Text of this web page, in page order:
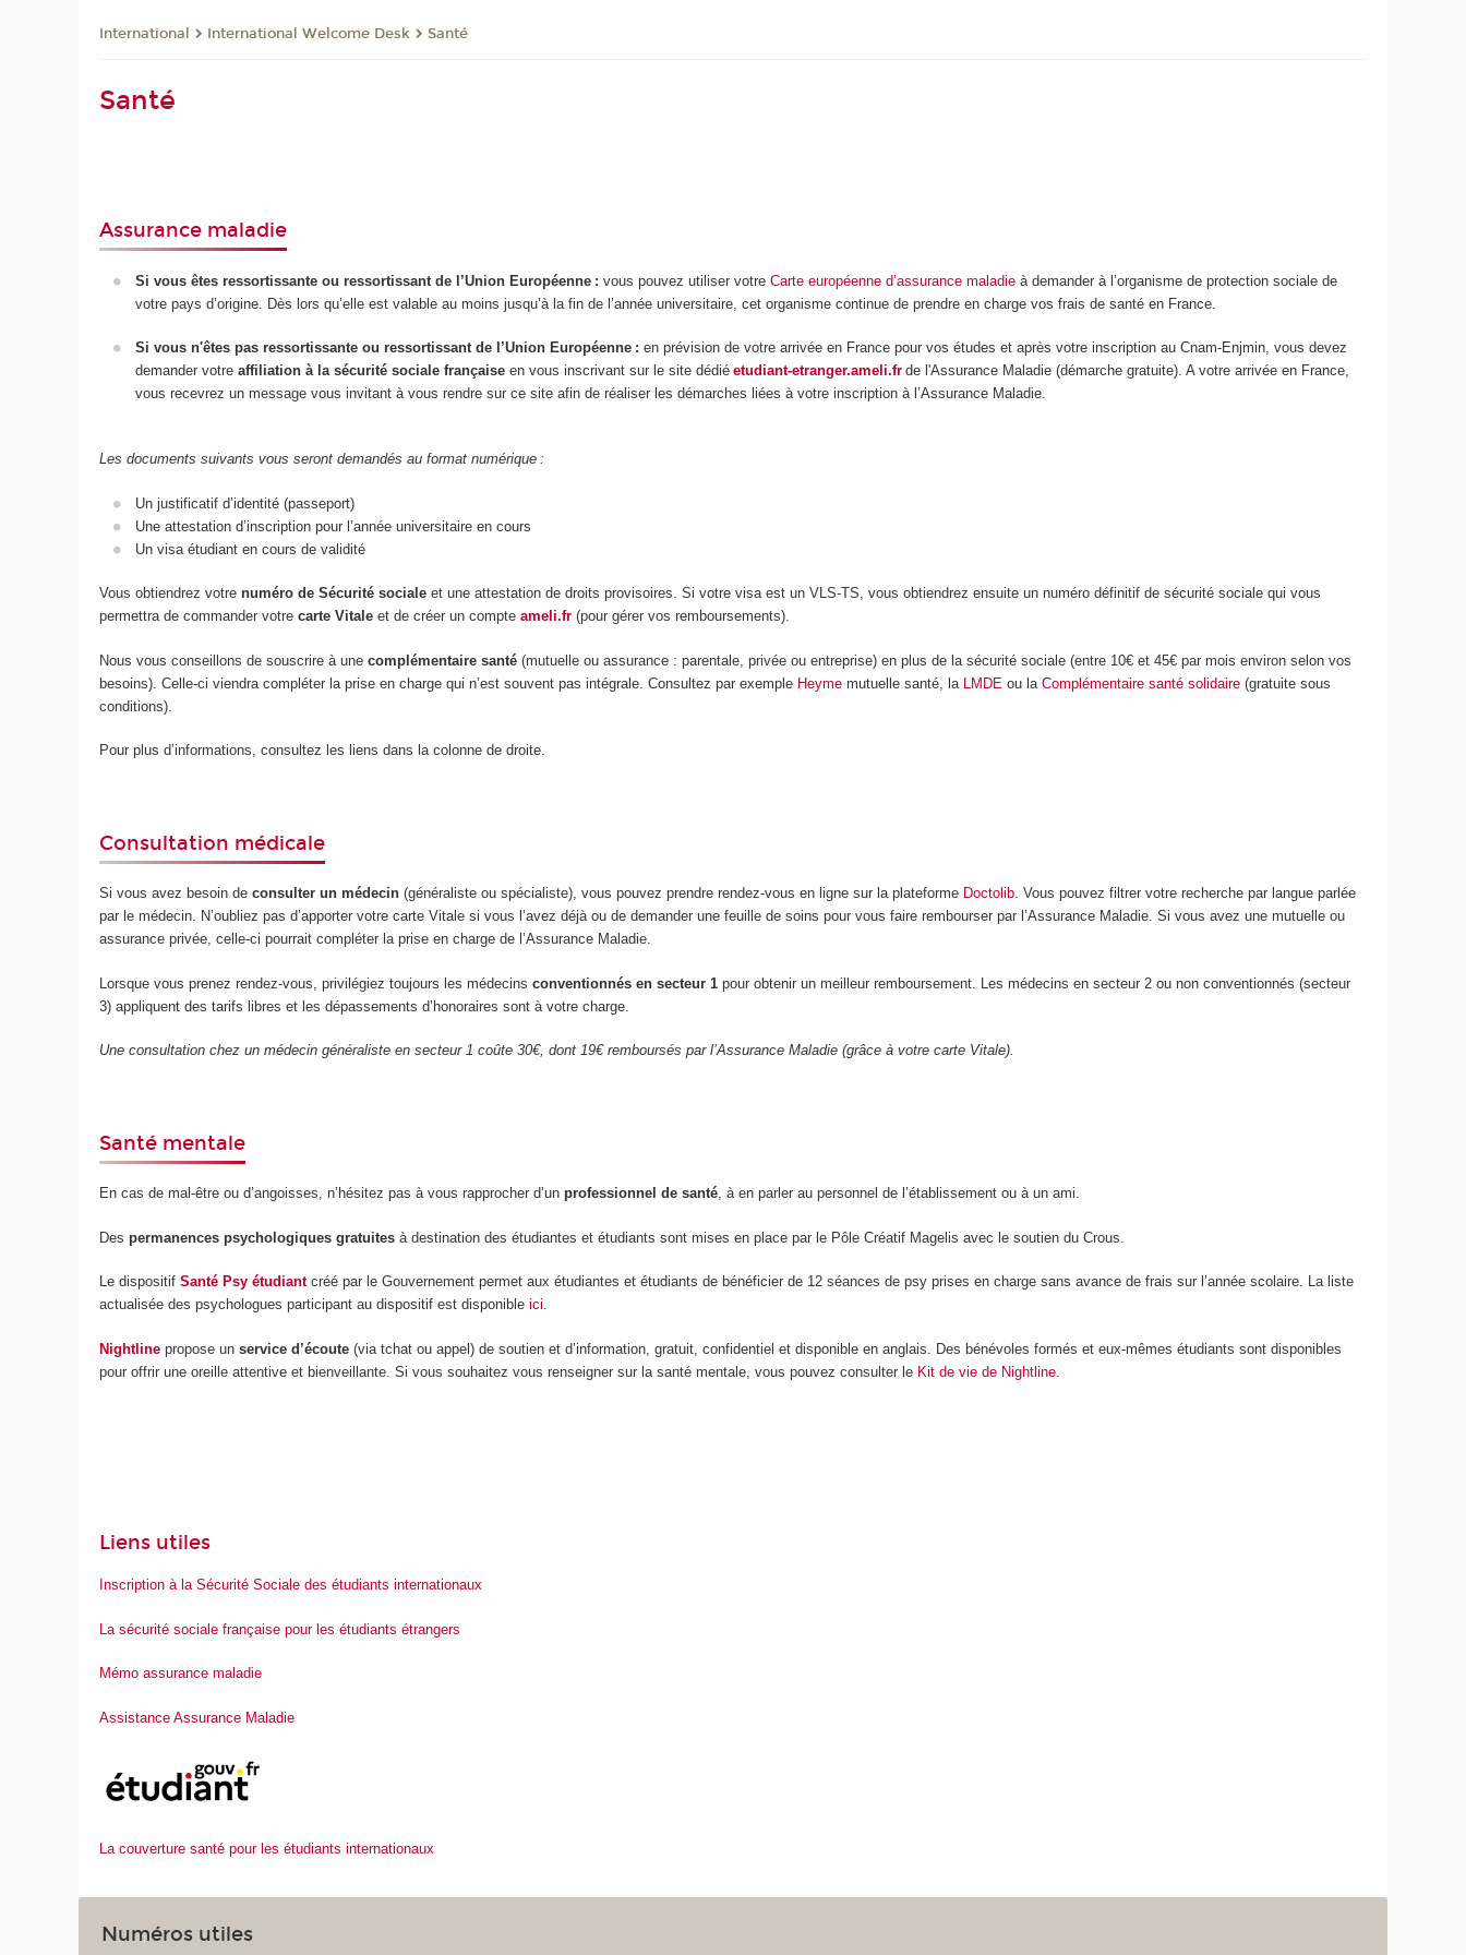
International International Welcome Desk Santé
Santé
Assurance maladie
Si vous êtes ressortissante ou ressortissant de l’Union Européenne : vous pouvez utiliser votre Carte européenne d’assurance maladieà demander à l’organisme de protection sociale de
votre pays d’origine. Dès lors qu’elle est valable au moins jusqu’à la fin de l’année universitaire, cet organisme continue de prendre en charge vos frais de santé en France.
Si vous n'êtes pas ressortissante ou ressortissant de l’Union Européenne : en prévision de votre arrivée en France pour vos études et après votre inscription au Cnam-Enjmin, vous devez
demander votre affiliation à la sécurité sociale françaiseen vous inscrivant sur le site dédié etudiant-etranger.ameli.frde l'Assurance Maladie (démarche gratuite). A votre arrivée en France,
vous recevrez un message vous invitant à vous rendre sur ce site afin de réaliser les démarches liées à votre inscription à l’Assurance Maladie.
Les documents suivants vous seront demandés au format numérique :
Un justificatif d’identité (passeport)
Une attestation d’inscription pour l’année universitaire en cours
Un visa étudiant en cours de validité
Vous obtiendrez votrenuméro de Sécurité socialeet une attestation de droits provisoires. Si votre visa est un VLS-TS, vous obtiendrez ensuite un numéro définitif de sécurité sociale qui vous
permettra de commander votrecarte Vitale et de créer un compteameli.fr (pour gérer vos remboursements).
Nous vous conseillons de souscrire à unecomplémentaire santé (mutuelle ou assurance : parentale, privée ou entreprise) en plus de la sécurité sociale (entre 10€ et 45€ par mois environ selon vos
besoins). Celle-ci viendra compléter la prise en charge qui n’est souvent pas intégrale. Consultez par exemple Heyme mutuelle santé, la LMDE ou laComplémentaire santé solidaire (gratuite sous
conditions).
Pour plus d’informations, consultez les liens dans la colonne de droite.
Consultation médicale
Si vous avez besoin deconsulter un médecin (généraliste ou spécialiste), vous pouvez prendre rendez-vous en ligne sur la plateforme Doctolib. Vous pouvez filtrer votre recherche par langue parlée
par le médecin. N’oubliez pas d’apporter votre carte Vitale si vous l’avez déjà ou de demander une feuille de soins pour vous faire rembourser par l’Assurance Maladie. Si vous avez une mutuelle ou
assurance privée, celle-ci pourrait compléter la prise en charge de l’Assurance Maladie.
Lorsque vous prenez rendez-vous, privilégiez toujours les médecinsconventionnés en secteur 1pour obtenir un meilleur remboursement. Les médecins en secteur 2 ou non conventionnés (secteur
3) appliquent des tarifs libres et les dépassements d’honoraires sont à votre charge.
Une consultation chez un médecin généraliste en secteur 1 coûte 30€, dont 19€ remboursés par l’Assurance Maladie (grâce à votre carte Vitale).
Santé mentale
En cas de mal-être ou d’angoisses, n’hésitez pas à vous rapprocher d’unprofessionnel de santé, à en parler au personnel de l’établissement ou à un ami.
Despermanences psychologiques gratuitesà destination des étudiantes et étudiants sont mises en place par le Pôle Créatif Magelis avec le soutien du Crous.
Le dispositifSanté Psy étudiant créé par le Gouvernement permet aux étudiantes et étudiants de bénéficier de 12 séances de psy prises en charge sans avance de frais sur l’année scolaire. La liste
actualisée des psychologues participant au dispositif est disponibleici.
Nightline propose unservice d’écoute(via tchat ou appel) de soutien et d’information, gratuit, confidentiel et disponible en anglais. Des bénévoles formés et eux-mêmes étudiants sont disponibles
pour offrir une oreille attentive et bienveillante. Si vous souhaitez vous renseigner sur la santé mentale, vous pouvez consulter le Kit de vie de Nightline
Liens utiles
Inscription à la Sécurité Sociale des étudiants internationaux
La sécurité sociale française pour les étudiants étrangers
Mémo assurance maladie
Assistance Assurance Maladie
La couverture santé pour les étudiants internationaux
Numéros utiles